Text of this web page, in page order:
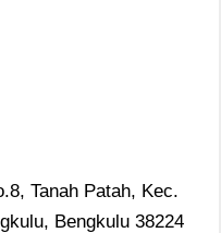
Tanah Patah, Kec.
Bengkulu 38224